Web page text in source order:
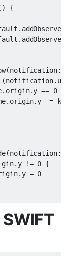
()
{
. addObserver
. addObserver
(notification:
(notification.
. origin. y == 0
. origin. y -=
(notification:
. y != 0 {
. y = 0
SWIFT